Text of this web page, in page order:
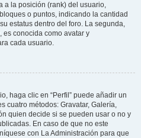
a la posición (rank) del usuario,
o puntos, indicando la cantidad
estatus dentro del foro. La segunda,
conocida como avatar y
cada usuario.
haga clic en “Perfil” puede añadir un
cuatro métodos: Gravatar, Galería,
quien decide si se pueden usar o no y
En caso de que no este
con La Administración para que